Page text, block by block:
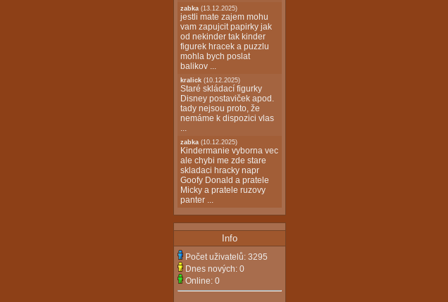
zabka (13.12.2025)
jestli mate zajem mohu
vam zapujcit papirky jak
od nekinder tak kinder
figurek hracek a puzzlu
mohla bych poslat
balikov ...
kralick (10.12.2025)
Staré skládací figurky
Disney postaviček apod.
tady nejsou proto, že
nemáme k dispozici vlas
...
zabka (10.12.2025)
Kindermanie vyborna vec
ale chybi me zde stare
skladaci hracky napr
Goofy Donald a pratele
Micky a pratele ruzovy
panter ...
Info
Počet uživatelů: 3295
Dnes nových: 0
Online: 0